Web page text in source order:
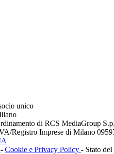
unico
di RCS MediaGroup
Registro Imprese di Milano
- Cookie e Privacy Policy - Stato del